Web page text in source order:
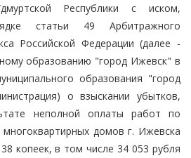
Республики с иском,
статьи 49 Арбитражного
Российской Федерации (далее -
образованию "город Ижевск" в
образования "город
о взыскании убытков,
неполной оплаты работ по
домов г. Ижевска
копеек, в том числе 34 053 рубля